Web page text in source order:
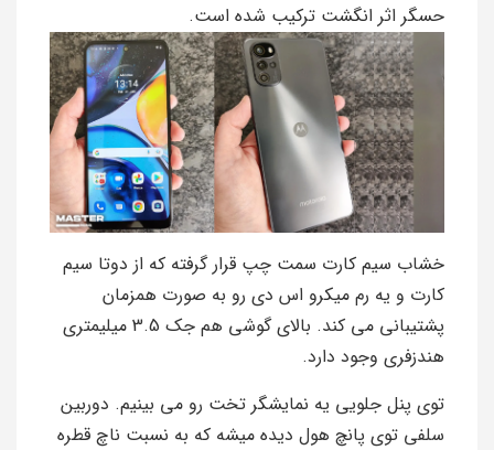
حسگر اثر انگشت ترکیب شده است.
خشاب سیم کارت سمت چپ قرار گرفته که از دوتا سیم
کارت و یه رم میکرو اس دی رو به صورت همزمان
پشتیبانی می کند. بالای گوشی هم جک 3.5 میلیمتری
هندزفری وجود دارد.
توی پنل جلویی یه نمایشگر تخت رو می بینیم. دوربین
سلفی توی پانچ هول دیده میشه که به نسبت ناچ قطره